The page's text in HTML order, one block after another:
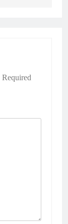
Required